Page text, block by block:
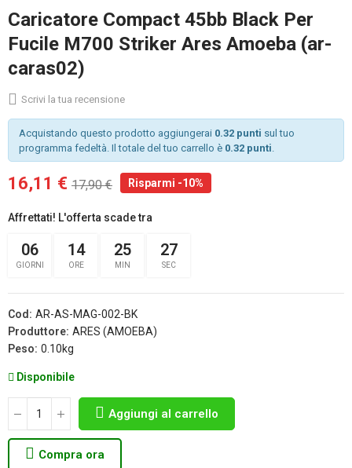
Caricatore Compact 45bb Black Per
Fucile M700 Striker Ares Amoeba (ar-
caras02)
Scrivi la tua recensione
Acquistando questo prodotto aggiungerai 0.32 punti sul tuo
programma fedeltà. Il totale del tuo carrello è 0.32 punti
16,11 € 17,90 € Risparmi -10%
Affrettati! L'offerta scade tra
06
GIORNI
14
ORE
25
MIN
26
SEC
Cod: AR-AS-MAG-002-BK
Produttore: ARES (AMOEBA)
Peso: 0.10kg
Disponibile
Aggiungi al carrello
Compra ora